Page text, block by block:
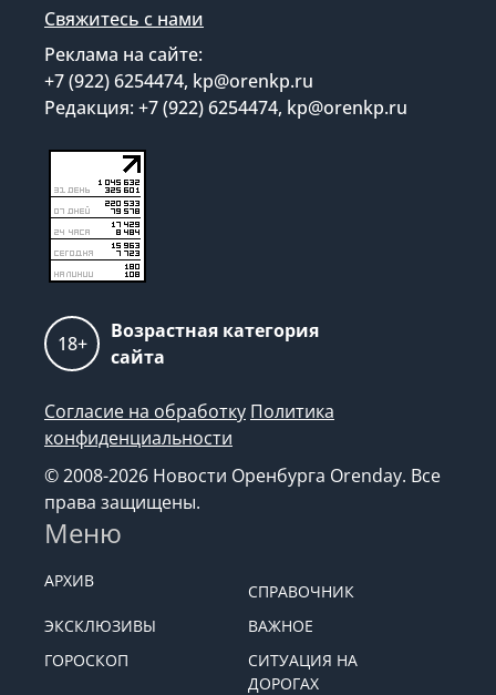
Свяжитесь с нами
Реклама на сайте:
+7 (922) 6254474, kp@orenkp.ru
Редакция: +7 (922) 6254474, kp@orenkp.ru
18+
Возрастная категория
сайта
Согласие на обработку Политика
конфиденциальности
© 2008-2026 Новости Оренбурга Orenday. Все
права защищены.
Меню
АРХИВ
СПРАВОЧНИК
ЭКСКЛЮЗИВЫ
ВАЖНОЕ
ГОРОСКОП
СИТУАЦИЯ НА
ДОРОГАХ